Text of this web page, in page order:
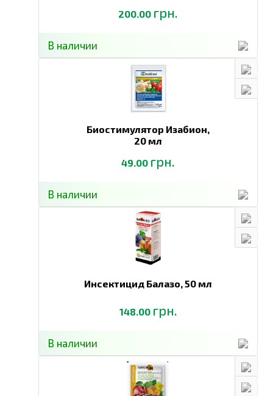
200.00 грн.
В наличии
Биостимулятор Изабион,
20 мл
49.00 грн.
В наличии
Инсектицид Балазо,50 мл
148.00 грн.
В наличии